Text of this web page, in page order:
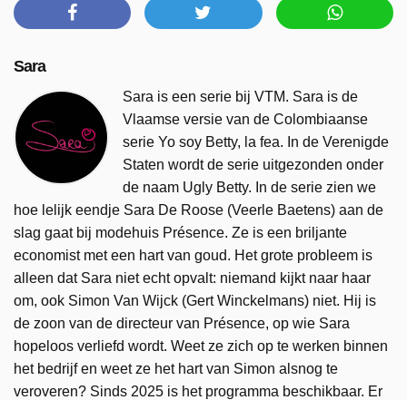
Sara
Sara is een serie bij VTM. Sara is de
Vlaamse versie van de Colombiaanse
serie Yo soy Betty, la fea. In de Verenigde
Staten wordt de serie uitgezonden onder
de naam Ugly Betty. In de serie zien we
hoe lelijk eendje Sara De Roose (Veerle Baetens) aan de
slag gaat bij modehuis Présence. Ze is een briljante
economist met een hart van goud. Het grote probleem is
alleen dat Sara niet echt opvalt: niemand kijkt naar haar
om, ook Simon Van Wijck (Gert Winckelmans) niet. Hij is
de zoon van de directeur van Présence, op wie Sara
hopeloos verliefd wordt. Weet ze zich op te werken binnen
het bedrijf en weet ze het hart van Simon alsnog te
veroveren? Sinds 2025 is het programma beschikbaar. Er